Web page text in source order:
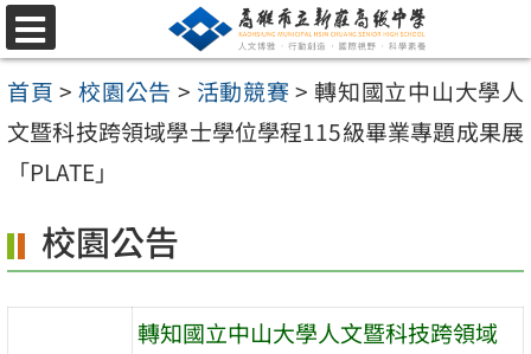
跳
至
主
要
區
選
單
首頁 > 校園公告 > 活動競賽 > 轉知國立中山大學人
文暨科技跨領域學士學位學程115級畢業專題成果展
「PLATE」
校園公告
轉知國立中山大學人文暨科技跨領域